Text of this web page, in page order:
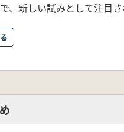
、新しい試みとして注目